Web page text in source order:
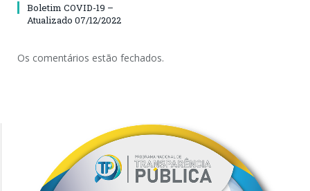
Boletim COVID-19 –
Atualizado 07/12/2022
Os comentários estão fechados.